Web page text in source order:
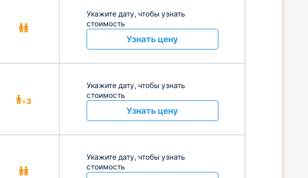
Укажите дату, чтобы узнать
стоимость
Узнать цену
×3
Укажите дату, чтобы узнать
стоимость
Узнать цену
Укажите дату, чтобы узнать
стоимость